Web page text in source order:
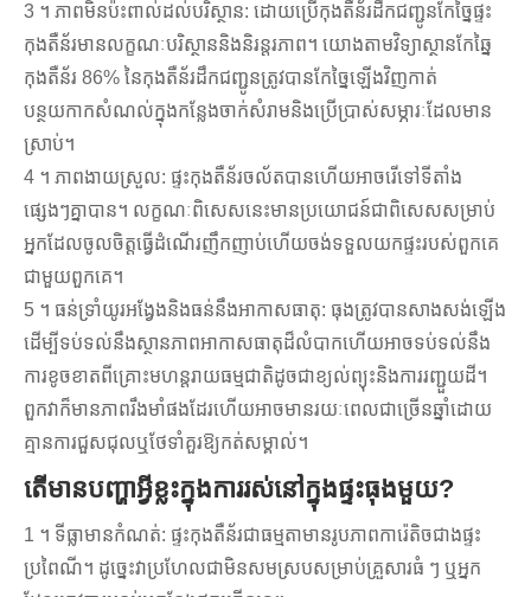
3 ។ ភាពមិនប៉ះពាល់ដល់បរិស្ថាន: ដោយប្រើកុងតឺន័រដឹកជញ្ជូនកែច្នៃផ្ទះ
កុងតឺន័រមានលក្ខណៈបរិស្ថាននិងនិរន្តរភាព។ យោងតាមវិទ្យាស្ថានកែឆ្នៃ
កុងតឺន័រ 86% នៃកុងតឺន័រដឹកជញ្ជូនត្រូវបានកែច្នៃឡើងវិញកាត់
បន្ថយកាកសំណល់ក្នុងកន្លែងចាក់សំរាមនិងប្រើប្រាស់សម្ភារៈដែលមាន
ស្រាប់។
4 ។ ភាពងាយស្រួល: ផ្ទះកុងតឺន័រចល័តបានហើយអាចរើទៅទីតាំង
ផ្សេងៗគ្នាបាន។ លក្ខណៈពិសេសនេះមានប្រយោជន៍ជាពិសេសសម្រាប់
អ្នកដែលចូលចិត្តធ្វើដំណើរញឹកញាប់ហើយចង់ទទួលយកផ្ទះរបស់ពួកគេ
ជាមួយពួកគេ។
5 ។ ធន់ទ្រាំយូរអង្វែងនិងធន់នឹងអាកាសធាតុ: ធុងត្រូវបានសាងសង់ឡើង
ដើម្បីទប់ទល់នឹងស្ថានភាពអាកាសធាតុដ៏លំបាកហើយអាចទប់ទល់នឹង
ការខូចខាតពីគ្រោះមហន្តរាយធម្មជាតិដូចជាខ្យល់ព្យុះនិងការរញ្ជួយដី។
ពួកវាក៏មានភាពរឹងមាំផងដែរហើយអាចមានរយៈពេលជាច្រើនឆ្នាំដោយ
គ្មានការជួសជុលឬថែទាំគួរឱ្យកត់សម្គាល់។
តើមានបញ្ហាអ្វីខ្លះក្នុងការរស់នៅក្នុងផ្ទះធុងមួយ?
1 ។ ទីធ្លាមានកំណត់: ផ្ទះកុងតឺន័រជាធម្មតាមានរូបភាពការ៉េតិចជាងផ្ទះ
ប្រពៃណី។ ដូច្នេះវាប្រហែលជាមិនសមស្របសម្រាប់គ្រួសារធំ ៗ ឬអ្នក